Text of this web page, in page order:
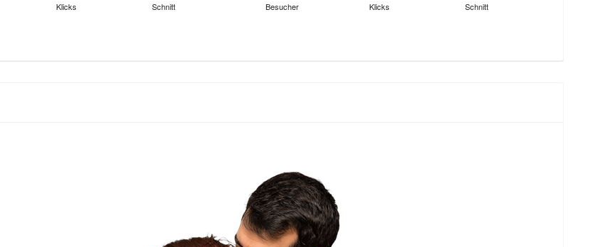
Klicks Schnitt Besucher Klicks Schnitt